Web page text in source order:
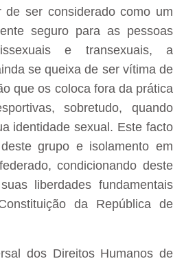
de ser considerado como um
seguro para as pessoas
e transexuais, a
se queixa de ser vítima de
que os coloca fora da prática
sobretudo, quando
identidade sexual. Este facto
grupo e isolamento em
condicionando deste
liberdades fundamentais
da República de
dos Direitos Humanos de